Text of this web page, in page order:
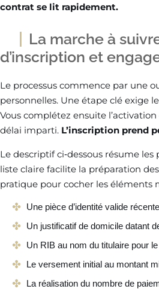
contrat se lit rapidement.
La marche à
d’inscription et
Le processus commence par une
personnelles. Une étape clé exige
Vous complétez ensuite
délai imparti. L’inscription prend
Le descriptif ci‑dessous résume
liste claire facilite la préparation
pratique pour cocher les éléments
Une pièce d’identité valide
Un justificatif de domicile datant
Un RIB au nom du titulaire pour
Le versement initial au montant
La réalisation du nombre de